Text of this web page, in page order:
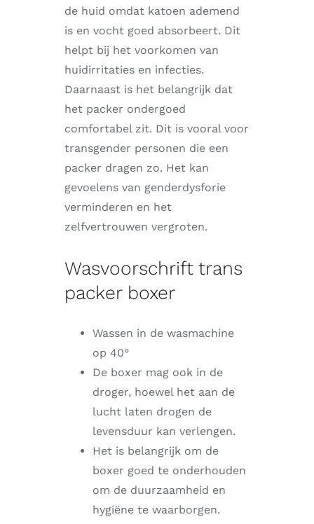
de huid omdat katoen ademend
is en vocht goed absorbeert. Dit
helpt bij het voorkomen van
huidirritaties en infecties.
Daarnaast is het belangrijk dat
het packer ondergoed
comfortabel zit. Dit is vooral voor
transgender personen die een
packer dragen zo. Het kan
gevoelens van genderdysforie
verminderen en het
zelfvertrouwen vergroten.
Wasvoorschrift trans
packer boxer
Wassen in de wasmachine
op 40°
De boxer mag ook in de
droger, hoewel het aan de
lucht laten drogen de
levensduur kan verlengen.
Het is belangrijk om de
boxer goed te onderhouden
om de duurzaamheid en
hygiëne te waarborgen.